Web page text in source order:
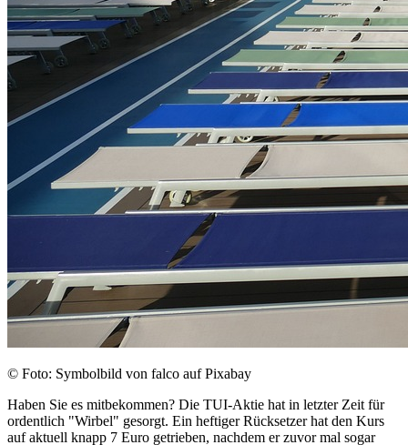
© Foto: Symbolbild von falco auf Pixabay
Haben Sie es mitbekommen? Die TUI-Aktie hat in letzter Zeit für
ordentlich "Wirbel" gesorgt. Ein heftiger Rücksetzer hat den Kurs
auf aktuell knapp 7 Euro getrieben, nachdem er zuvor mal sogar